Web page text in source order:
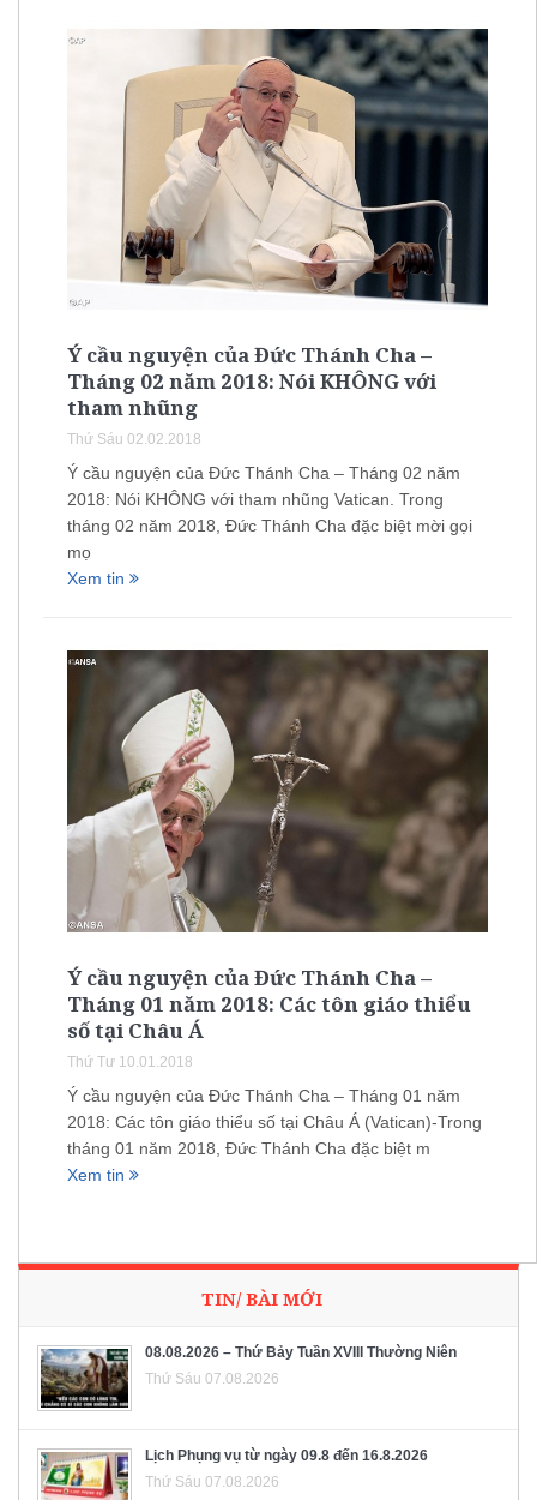
Ý cầu nguyện của Đức Thánh Cha –
Tháng 02 năm 2018: Nói KHÔNG với
tham nhũng
Thứ Sáu 02.02.2018
Ý cầu nguyện của Đức Thánh Cha – Tháng 02 năm
2018: Nói KHÔNG với tham nhũng Vatican. Trong
tháng 02 năm 2018, Đức Thánh Cha đặc biệt mời gọi
mọ
Xem tin
Ý cầu nguyện của Đức Thánh Cha –
Tháng 01 năm 2018: Các tôn giáo thiểu
số tại Châu Á
Thứ Tư 10.01.2018
Ý cầu nguyện của Đức Thánh Cha – Tháng 01 năm
2018: Các tôn giáo thiểu số tại Châu Á (Vatican)-Trong
tháng 01 năm 2018, Đức Thánh Cha đặc biệt m
Xem tin
TIN/ BÀI MỚI
08.08.2026 – Thứ Bảy Tuần XVIII Thường Niên
Thứ Sáu 07.08.2026
Lịch Phụng vụ từ ngày 09.8 đến 16.8.2026
Thứ Sáu 07.08.2026